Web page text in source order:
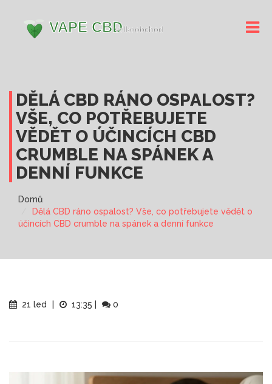
DĚLÁ CBD RÁNO OSPALOST?
VŠE, CO POTŘEBUJETE
VĚDĚT O ÚČINCÍCH CBD
CRUMBLE NA SPÁNEK A
DENNÍ FUNKCE
Domů
Dělá CBD ráno ospalost? Vše, co potřebujete vědět o
účincích CBD crumble na spánek a denní funkce
21 led 13:35 0